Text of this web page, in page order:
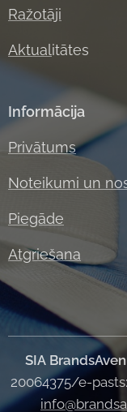
Ražotāji
Aktualitātes
Informācija
Privātums
Noteikumi un
Piegāde
Atgriešana
SIA
20064375/e-pasts: